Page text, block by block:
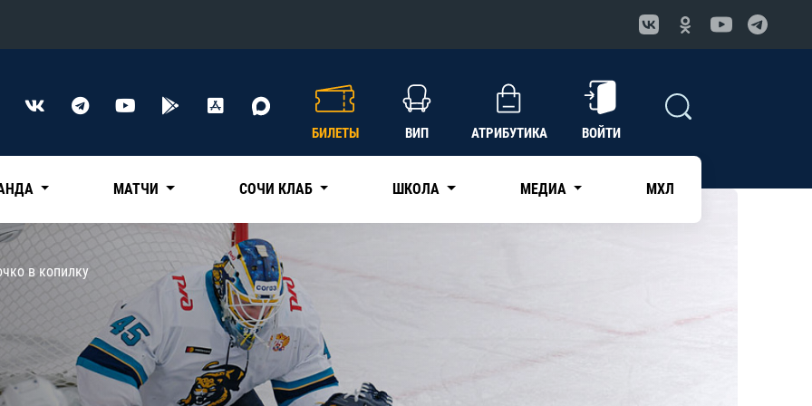
Конференция «Восток»
Трактор
Дивизион Чернышева
Авангард
Адмирал
КХЛ
БИЛЕТЫ ВИП АТРИБУТИКА ВОЙТИ
МАТЧИ СОЧИ КЛАБ ШКОЛА МЕДИА МХЛ
в копилку